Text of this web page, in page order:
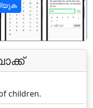
अगला
children.